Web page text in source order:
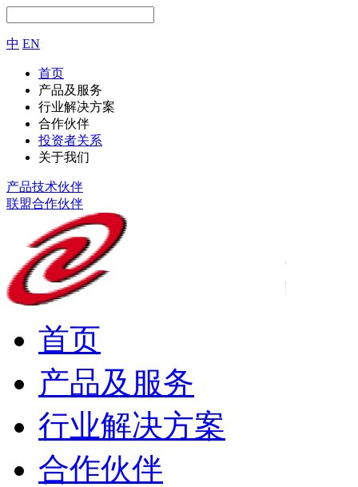
中 EN
首页
产品及服务
行业解决方案
合作伙伴
投资者关系
关于我们
产品技术伙伴
联盟合作伙伴
首页
产品及服务
行业解决方案
合作伙伴